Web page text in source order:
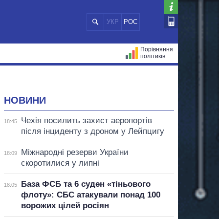
УКР РОС
Порівняння
політиків
НОВИНИ
18:45
Чехія посилить захист аеропортів
після інциденту з дроном у Лейпцигу
18:09
Міжнародні резерви України
скоротилися у липні
18:05
База ФСБ та 6 суден «тіньового
флоту»: СБС атакували понад 100
ворожих цілей росіян